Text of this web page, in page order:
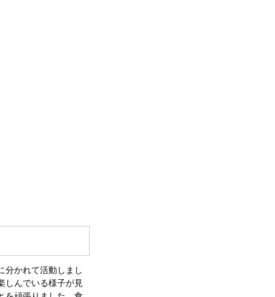
分かれて活動しまし
しんでいる様子が見